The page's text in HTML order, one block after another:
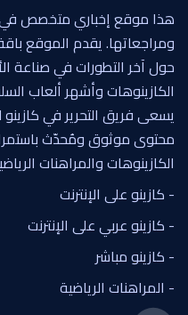
هذا موقع إخباري متخصص في
ومراجعاتها. يقدم الموقع
حول آخر التطورات في صناعة
الكازينوهات وأشهر ألعاب
يسعى فريق التحرير في كازينو
محتوى موثوق ومُحدّث
الكازينوهات والمراهنات
- كازينو على الإنترنت
- كازينو عربي على الإنترنت
- كازينو مباشر
- المراهنات الرياضية